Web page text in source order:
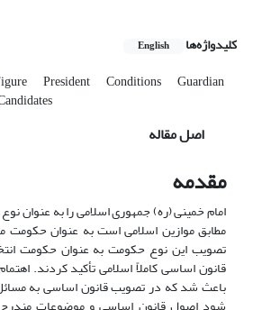
کلیدواژه‌ها English
President Conditions Guardian
اصل مقاله
مقدمه
امام خمینی (ره) جمهوری اسلامی را به عنوان
مطابق موازین اسلامی است به عنوان
تصویب این نوع حکومت به عنوان حکومت
قانون اساسی کاملاً اسلامی تأکید کردند.
باعث شد که در تصویب قانون اساسی به